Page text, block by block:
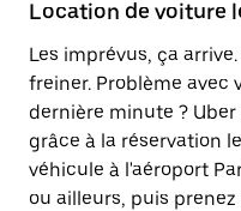
Location de voiture
Les imprévus, ça
freiner. Problème avec
dernière minute ?
grâce à la réservation
véhicule à l'aéroport
ou ailleurs, puis